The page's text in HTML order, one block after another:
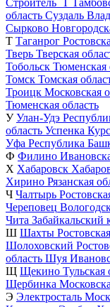
область Суздаль
Сырково
Т Таганрог
Тверь Тверская
Тобольск Тюменская
Томск Томская
Троицк Московская
Тюменская область
У Улан-Удэ
область Успенка
Уфа Республика
Ф Филино
Х Хабаровск
Хирино Рязанская
Ч Чалтырь
Череповец
Чита Забайкальский
Ш Шахты
Шолоховский
область Шуя
Щ Щекино Тульская
Щербинка
Э Электросталь